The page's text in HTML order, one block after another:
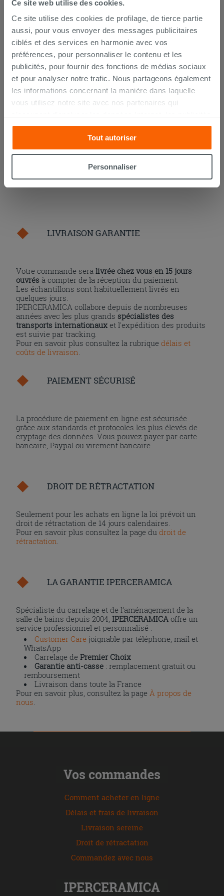
Ce site web utilise des cookies.
Ce site utilise des cookies de profilage, de tierce partie
aussi, pour vous envoyer des messages publicitaires
ciblés et des services en harmonie avec vos
préférences, pour personnaliser le contenu et les
publicités, pour fournir des fonctions de médias sociaux
et pour analyser notre trafic. Nous partageons également
les informations concernant la manière dans laquelle
vous utilisez notre site avec nos partenaires qui
et les réseaux sociaux. Lesdits partenaires pourraient
combiner ces informations avec d’autres que vous leur
avez fournies ou qu’ils ont recueillies à partir de votre
utilisation sur leurs services. Si vous souhaitez en savoir
cookies, ou à quelques-uns seulement,cliquez iciou
l'installation des cookies techniques uniquement.
Tout autoriser
Personnaliser
Kerakoll h40 No Limits blanc 25Kg -
colle multifonction
26,99 € /PC
LIVRAISON GARANTIE
Votre commande seralivrée chez vous en 15 jours
ouvrés à compter de la réception du paiement.
Les échantillons sont habituellement livrés en
quelques jours.
IPERCERAMICA collabore depuis de nombreuses
années avec les plus grands spécialistes des
transports internationaux et l'expédition des produits
est suivie par tracking.
Pour en savoir plus consultez la rubriquedélais et
coûts de livraison
PAIEMENT SÉCURISÉ
La procédure de paiement en ligne est sécurisée
grâce aux standards et protocoles les plus élevés de
cryptage des données. Vous pouvez payer par carte
bancaire, Paypal ou virement bancaire.
DROIT DE RÉTRACTATION
Seulement pour les achats en ligne la loi prévoit un
droit de rétractation de 14 jours calendaires.
Pour en savoir plus consultez la page dudroit de
rétractation
LA GARANTIE IPERCERAMICA
Spécialiste du carrelage et de l’aménagement de la
salle de bains depuis 2004,IPERCERAMICA offre un
service professionnel et personnalisé :
Customer Care joignable par téléphone, mail et
WhatsApp
Carrelage dePremier Choix
Garantie anti-casse : remplacement gratuit ou
remboursement
Livraison dans toute la France
Pour en savoir plus, consultez la page À propos de
nous
Vos commandes
Comment acheter en ligne
Délais et frais de livraison
Livraison sereine
Droit de rétractation
Commandez avec nous
IPERCERAMICA